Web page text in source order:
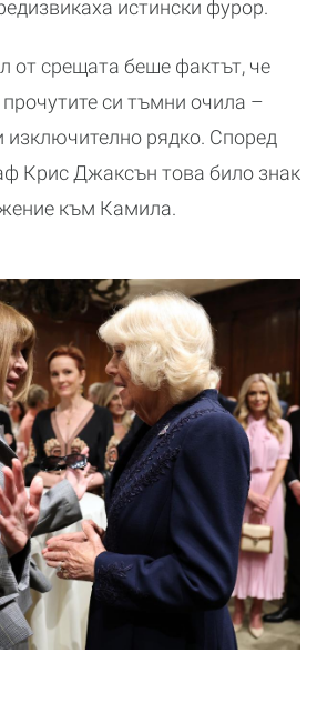
истински фурор.
от срещата беше фактът, че
си тъмни очила –
изключително рядко. Според
Крис Джаксън това било знак
към Камила.